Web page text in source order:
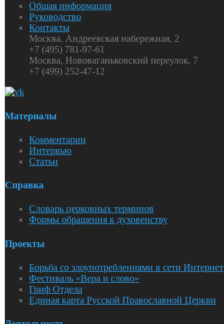
Общая информация
Руководство
Контакты
Москва, Андреевская набережная, 2
+7 (495) 781-97-61
Москва, Нововаганьковский переулок, 7
+7 (499) 252-47-12
Материалы
Комментарии
Интервью
Статьи
Справка
Словарь церковных терминов
Формы обращения к духовенству
Проекты
Борьба со злоупотреблениями в сети Интернет
Фестиваль «Вера и слово»
Гриф Отдела
Единая карта Русской Православной Церкви